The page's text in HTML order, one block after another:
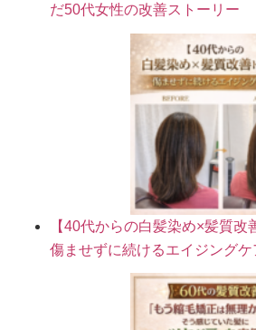
だ50代女性の改善ストーリー
【40代からの白髪染め×髪質改
傷ませずに続けるエイジングケ